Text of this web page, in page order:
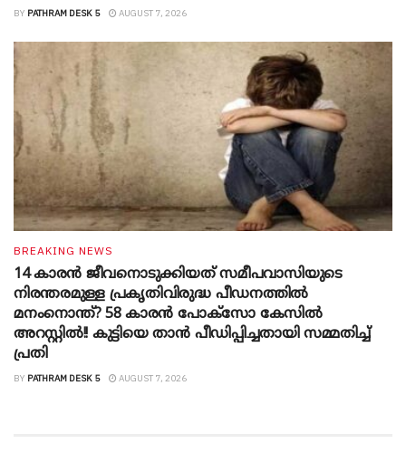
BY PATHRAM DESK 5 AUGUST 7, 2026
BREAKING NEWS
14 കാരൻ ജീവനൊടുക്കിയത് സമീപവാസിയുടെ
നിരന്തരമുള്ള പ്രകൃതിവിരുദ്ധ പീഡനത്തിൽ
മനംനൊന്ത്? 58 കാരൻ പോക്സോ കേസിൽ
അറസ്റ്റിൽ!! കുട്ടിയെ താൻ പീഡിപ്പിച്ചതായി സമ്മതിച്ച്
പ്രതി
BY PATHRAM DESK 5 AUGUST 7, 2026